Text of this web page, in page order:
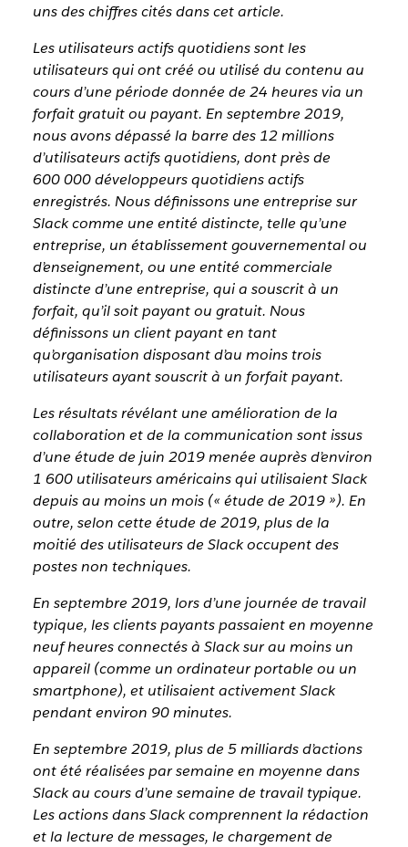
uns des chiffres cités dans cet article.
Les utilisateurs actifs quotidiens sont les
utilisateurs qui ont créé ou utilisé du contenu au
cours d’une période donnée de 24 heures via un
forfait gratuit ou payant. En septembre 2019,
nous avons dépassé la barre des 12 millions
d’utilisateurs actifs quotidiens, dont près de
600 000 développeurs quotidiens actifs
enregistrés. Nous définissons une entreprise sur
Slack comme une entité distincte, telle qu’une
entreprise, un établissement gouvernemental ou
d’enseignement, ou une entité commerciale
distincte d’une entreprise, qui a souscrit à un
forfait, qu’il soit payant ou gratuit. Nous
définissons un client payant en tant
qu’organisation disposant d’au moins trois
utilisateurs ayant souscrit à un forfait payant.
Les résultats révélant une amélioration de la
collaboration et de la communication sont issus
d’une étude de juin 2019 menée auprès d’environ
1 600 utilisateurs américains qui utilisaient Slack
depuis au moins un mois (« étude de 2019 »). En
outre, selon cette étude de 2019, plus de la
moitié des utilisateurs de Slack occupent des
postes non techniques.
En septembre 2019, lors d’une journée de travail
typique, les clients payants passaient en moyenne
neuf heures connectés à Slack sur au moins un
appareil (comme un ordinateur portable ou un
smartphone), et utilisaient activement Slack
pendant environ 90 minutes.
En septembre 2019, plus de 5 milliards d’actions
ont été réalisées par semaine en moyenne dans
Slack au cours d’une semaine de travail typique.
Les actions dans Slack comprennent la rédaction
et la lecture de messages, le chargement de